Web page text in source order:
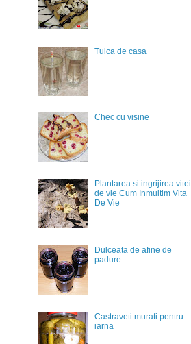
Tuica de casa
Chec cu visine
Plantarea si ingrijirea vitei
de vie Cum Inmultim Vita
De Vie
Dulceata de afine de
padure
Castraveti murati pentru
iarna